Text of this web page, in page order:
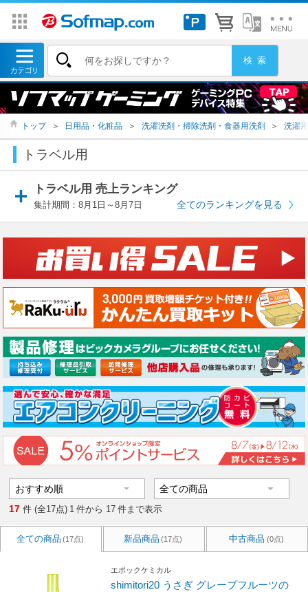
トップ ＞ 日用品・化粧品 ＞ 洗濯洗剤・掃除洗剤・食器用洗剤 ＞ 洗濯
トラベル用
トラベル用 売上ランキング
集計期間：8月1日～8月7日 全てのランキングを見る
17 件 (全17点) 1 件から 17 件まで表示
全ての商品 (17点) 新品商品 (17点) 中古商品 (0点)
エポックケミカル
shimitori20 うさぎ グレープフルーツの